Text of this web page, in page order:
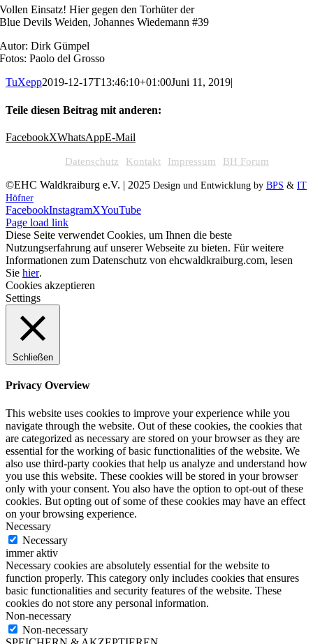
Vollen Einsatz! Hier gegen den Torhüter der
Blue Devils Weiden, Johannes Wiedemann #39
Autor: Dirk Gümpel
Fotos: Paolo del Grosso
TuXepp2019-12-17T13:46:10+01:00Juni 11, 2019|
Teile diesen Beitrag mit anderen:
FacebookXWhatsAppE-Mail
Datenschutz Kontakt Impressum BH Forum
©EHC Waldkraiburg e.V. | 2025 Design und Entwicklung by BPS & IT
Höfner
FacebookInstagramXYouTube
Page load link
Diese Seite verwendet Cookies, um Ihnen die beste
Nutzungserfahrung auf unserer Webseite zu bieten. Für weitere
Informationen zum Datenschutz von ehcwaldkraiburg.com, lesen
Sie hier.
Cookies akzeptieren
Settings
Schließen
Privacy Overview
This website uses cookies to improve your experience while you
navigate through the website. Out of these cookies, the cookies that
are categorized as necessary are stored on your browser as they are
essential for the working of basic functionalities of the website. We
also use third-party cookies that help us analyze and understand how
you use this website. These cookies will be stored in your browser
only with your consent. You also have the option to opt-out of these
cookies. But opting out of some of these cookies may have an effect
on your browsing experience.
Necessary
Necessary
immer aktiv
Necessary cookies are absolutely essential for the website to
function properly. This category only includes cookies that ensures
basic functionalities and security features of the website. These
cookies do not store any personal information.
Non-necessary
Non-necessary